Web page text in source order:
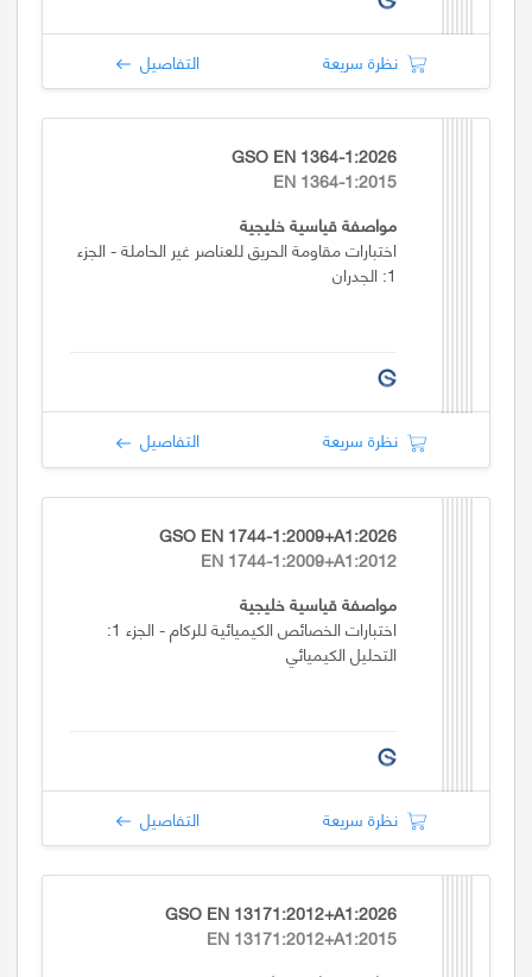
نظرة سريعة التفاصيل
GSO EN 1364-1:2026
EN 1364-1:2015
مواصفة قياسية خليجية
اختبارات مقاومة الحريق للعناصر غير الحاملة - الجزء
1: الجدران
نظرة سريعة التفاصيل
GSO EN 1744-1:2009+A1:2026
EN 1744-1:2009+A1:2012
مواصفة قياسية خليجية
اختبارات الخصائص الكيميائية للركام - الجزء 1:
التحليل الكيميائي
نظرة سريعة التفاصيل
GSO EN 13171:2012+A1:2026
EN 13171:2012+A1:2015